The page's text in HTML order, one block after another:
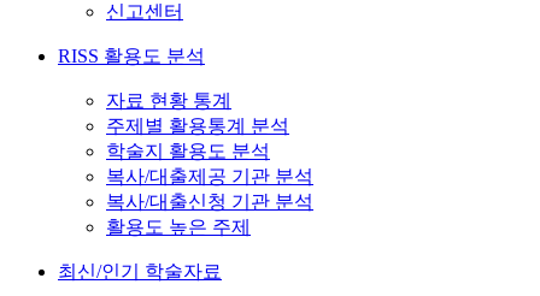
신고센터
RISS 활용도 분석
자료 현황 통계
주제별 활용통계 분석
학술지 활용도 분석
복사/대출제공 기관 분석
복사/대출신청 기관 분석
활용도 높은 주제
최신/인기 학술자료